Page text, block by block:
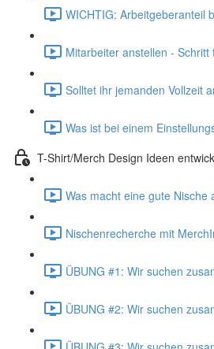
WICHTIG: Arbeitgeberanteil
Mitarbeiter anstellen - Schritt
Solltet ihr jemanden Vollzeit
Was ist bei einem
T-Shirt/Merch Design Ideen
Was macht eine gute Nische
Nischenrecherche mit
ÜBUNG #1: Wir suchen
ÜBUNG #2: Wir suchen